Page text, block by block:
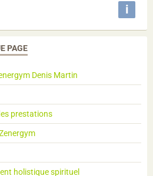
i
PAGE
Denis Martin
prestations
holistique spirituel